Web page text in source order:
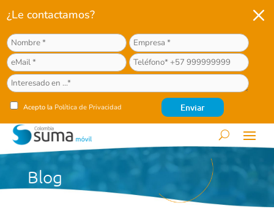
¿Le contactamos?
Acepto la Política de Privacidad
M
Blog